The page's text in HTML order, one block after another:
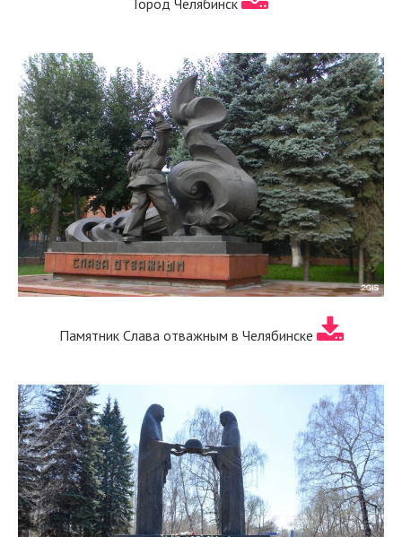
Город Челябинск
Памятник Слава отважным в Челябинске